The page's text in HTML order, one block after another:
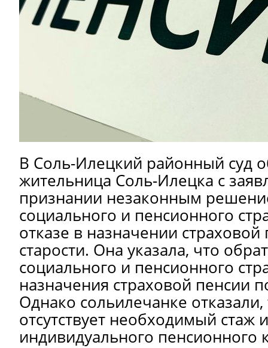
В Соль-Илецкий районный суд
жительница Соль-Илецка с
признании незаконным
социального и пенсионного
отказе в назначении
старости. Она указала, что
социального и пенсионного
назначения страховой пенсии
Однако сольилечанке отказали,
отсутствует необходимый стаж
индивидуального пенсионного